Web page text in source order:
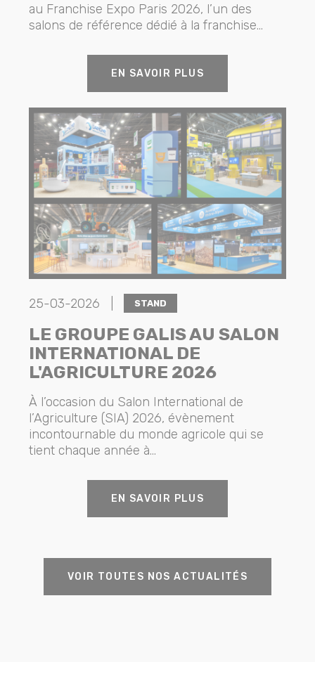
au Franchise Expo Paris 2026, l’un des
salons de référence dédié à la franchise...
EN SAVOIR PLUS
25-03-2026 | STAND
LE GROUPE GALIS AU SALON
INTERNATIONAL DE
L'AGRICULTURE 2026
À l’occasion du Salon International de
l’Agriculture (SIA) 2026, évènement
incontournable du monde agricole qui se
tient chaque année à...
EN SAVOIR PLUS
VOIR TOUTES NOS ACTUALITÉS